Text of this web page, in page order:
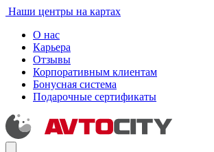
Наши центры на картах
О нас
Карьера
Отзывы
Корпоративным клиентам
Бонусная система
Подарочные сертификаты